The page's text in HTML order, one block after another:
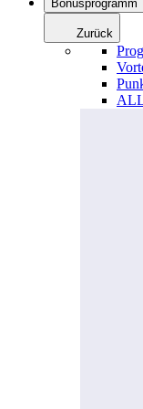
Bonusprogramm
Zurück